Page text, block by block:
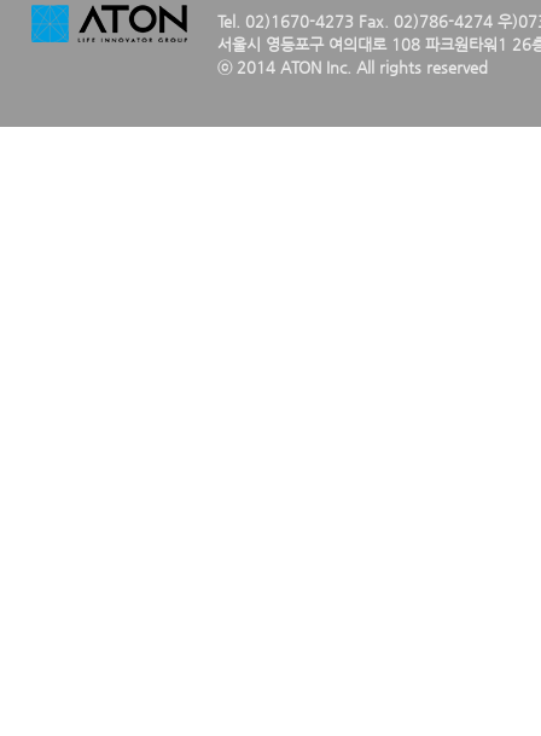
Tel. 02)1670-4273 Fax. 02)786-4274 우
서울시 영등포구 여의대로 108 파크원타워1 26
ⓒ 2014 ATON Inc. All rights reserved